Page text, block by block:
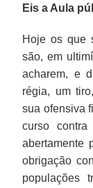
Eis a Aula
Hoje os que
são, em
acharem, e
régia, um
sua ofensiva
curso
abertamente
obrigação
populações